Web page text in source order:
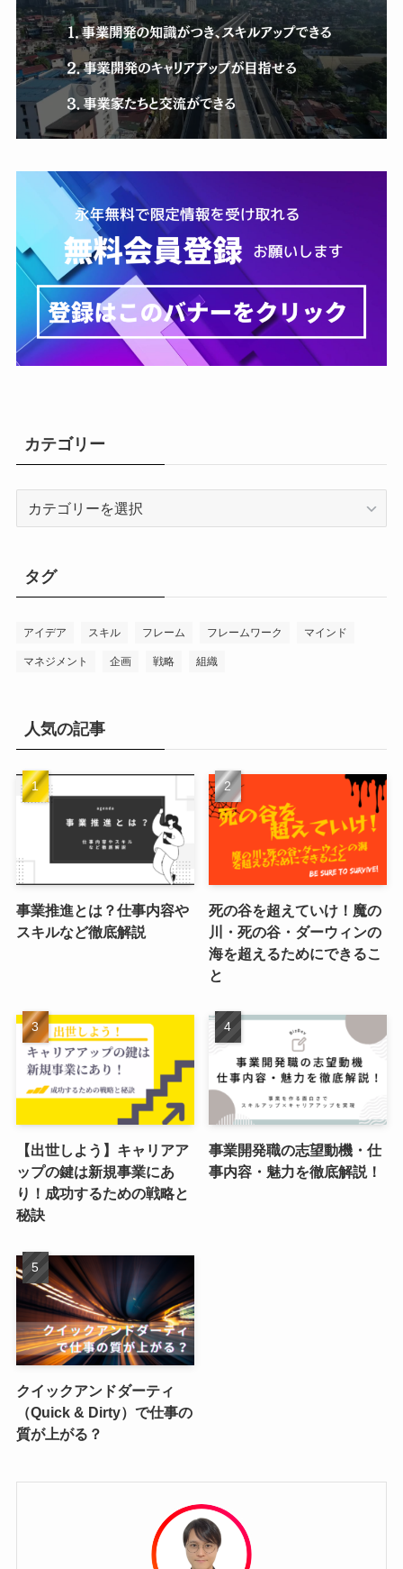
カテゴリー
ー
タグ
アイデア スキル フレーム フレームワーク マインド
マネジメント 企画 戦略 組織
人気の記事
事業推進とは？仕事内容や
スキルなど徹底解説
死の谷を超えていけ！魔の
川・死の谷・ダーウィンの
海を超えるためにできるこ
と
【出世しよう】キャリアア
ップの鍵は新規事業にあ
り！成功するための戦略と
秘訣
事業開発職の志望動機・仕
事内容・魅力を徹底解説！
クイックアンドダーティ
（Quick & Dirty）で仕事の
質が上がる？